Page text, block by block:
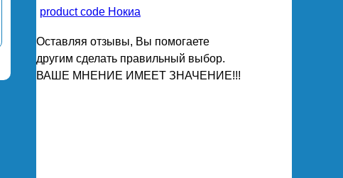
product code Нокиа
Оставляя отзывы, Вы помогаете
другим сделать правильный выбор.
ВАШЕ МНЕНИЕ ИМЕЕТ ЗНАЧЕНИЕ!!!